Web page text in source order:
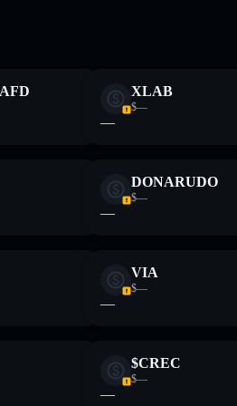
ausschließlich Bildungszwecken und
von rugcheck.xyz.
XLAB
$—
—
DONARUDO
$—
—
VIA
$—
—
$CREC
$—
—